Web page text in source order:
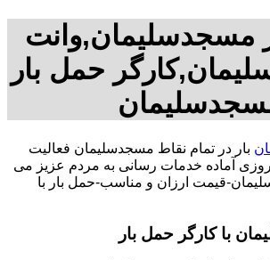
مسجدسلیمان,وانت
حمل بار
بار در تمام نقاط مسجدسلیمان فعالیت
آماده خدمات رسانی به مردم عزیز می
قیمت ارزان و مناسب-حمل بار با
با کارگر حمل بار